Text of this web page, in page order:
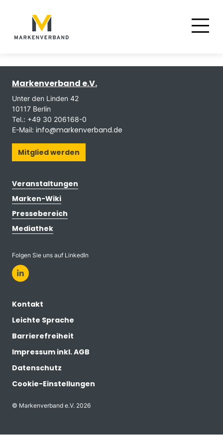
Hauptnavigation
Markenverband e.V.
Unter den Linden 42
10117 Berlin
Tel.: +49 30 206168-0
E-Mail: info@markenverband.de
Mitglied werden
Veranstaltungen
Marken-Wiki
Pressebereich
Mediathek
Folgen Sie uns auf LinkedIn
Kontakt
Leichte Sprache
Barrierefreiheit
Impressum inkl. AGB
Datenschutz
Cookie-Einstellungen
© Markenverband e.V. 2026